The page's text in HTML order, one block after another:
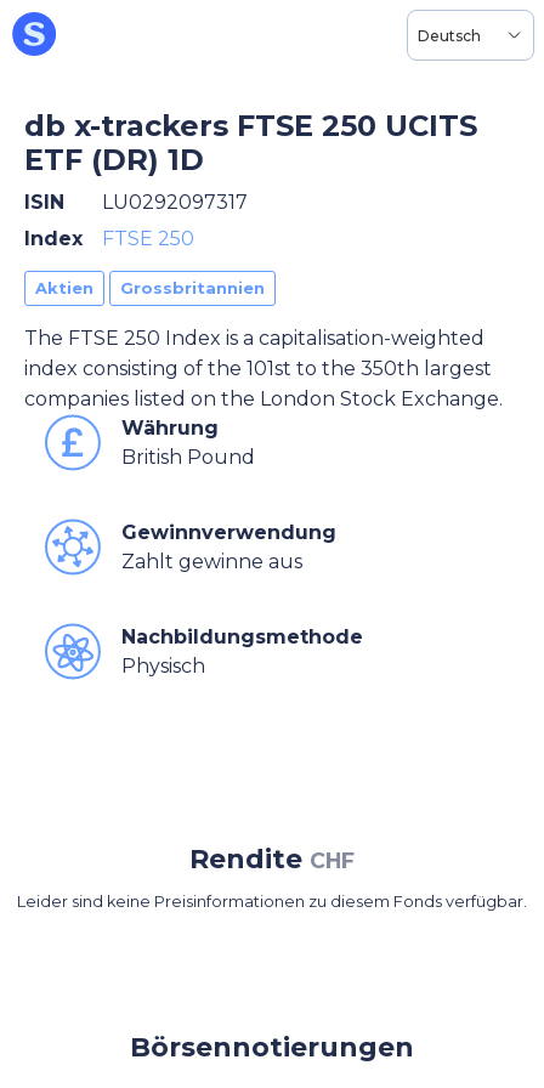
Deutsch
db x-trackers FTSE 250 UCITS
ETF (DR) 1D
ISIN
LU0292097317
Index
FTSE 250
Aktien Grossbritannien
The FTSE 250 Index is a capitalisation-weighted
index consisting of the 101st to the 350th largest
companies listed on the London Stock Exchange.
Währung
British Pound
Gewinnverwendung
Zahlt gewinne aus
Nachbildungsmethode
Physisch
Rendite CHF
Leider sind keine Preisinformationen zu diesem Fonds verfügbar.
Börsennotierungen